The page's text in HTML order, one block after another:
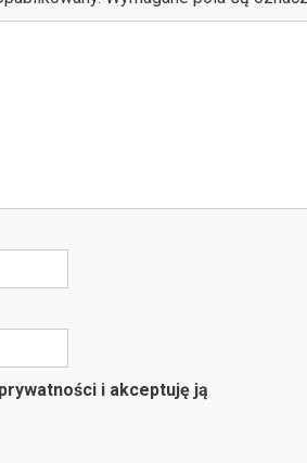
i akceptuję ją